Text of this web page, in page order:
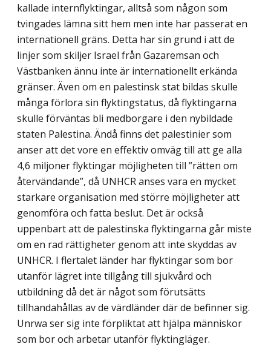
kallade internflyktingar, alltså som någon som
tvingades lämna sitt hem men inte har passerat en
internationell gräns. Detta har sin grund i att de
linjer som skiljer Israel från Gazaremsan och
Västbanken ännu inte är internationellt erkända
gränser. Även om en palestinsk stat bildas skulle
många förlora sin flyktingstatus, då flyktingarna
skulle förväntas bli medborgare i den nybildade
staten Palestina. Ändå finns det palestinier som
anser att det vore en effektiv omväg till att ge alla
4,6 miljoner flyktingar möjligheten till ”rätten om
återvändande”, då UNHCR anses vara en mycket
starkare organisation med större möjligheter att
genomföra och fatta beslut. Det är också
uppenbart att de palestinska flyktingarna går miste
om en rad rättigheter genom att inte skyddas av
UNHCR. I flertalet länder har flyktingar som bor
utanför lägret inte tillgång till sjukvård och
utbildning då det är något som förutsätts
tillhandahållas av de värdländer där de befinner sig.
Unrwa ser sig inte förpliktat att hjälpa människor
som bor och arbetar utanför flyktingläger.